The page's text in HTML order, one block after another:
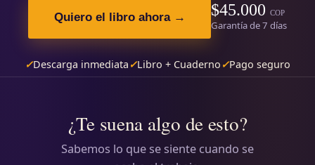
Quiero el libro ahora → $45.000COP
Garantía de 7 días
✓Descarga inmediata ✓Libro + Cuaderno ✓Pago seguro
¿Te suena algo de esto?
Sabemos lo que se siente cuando se